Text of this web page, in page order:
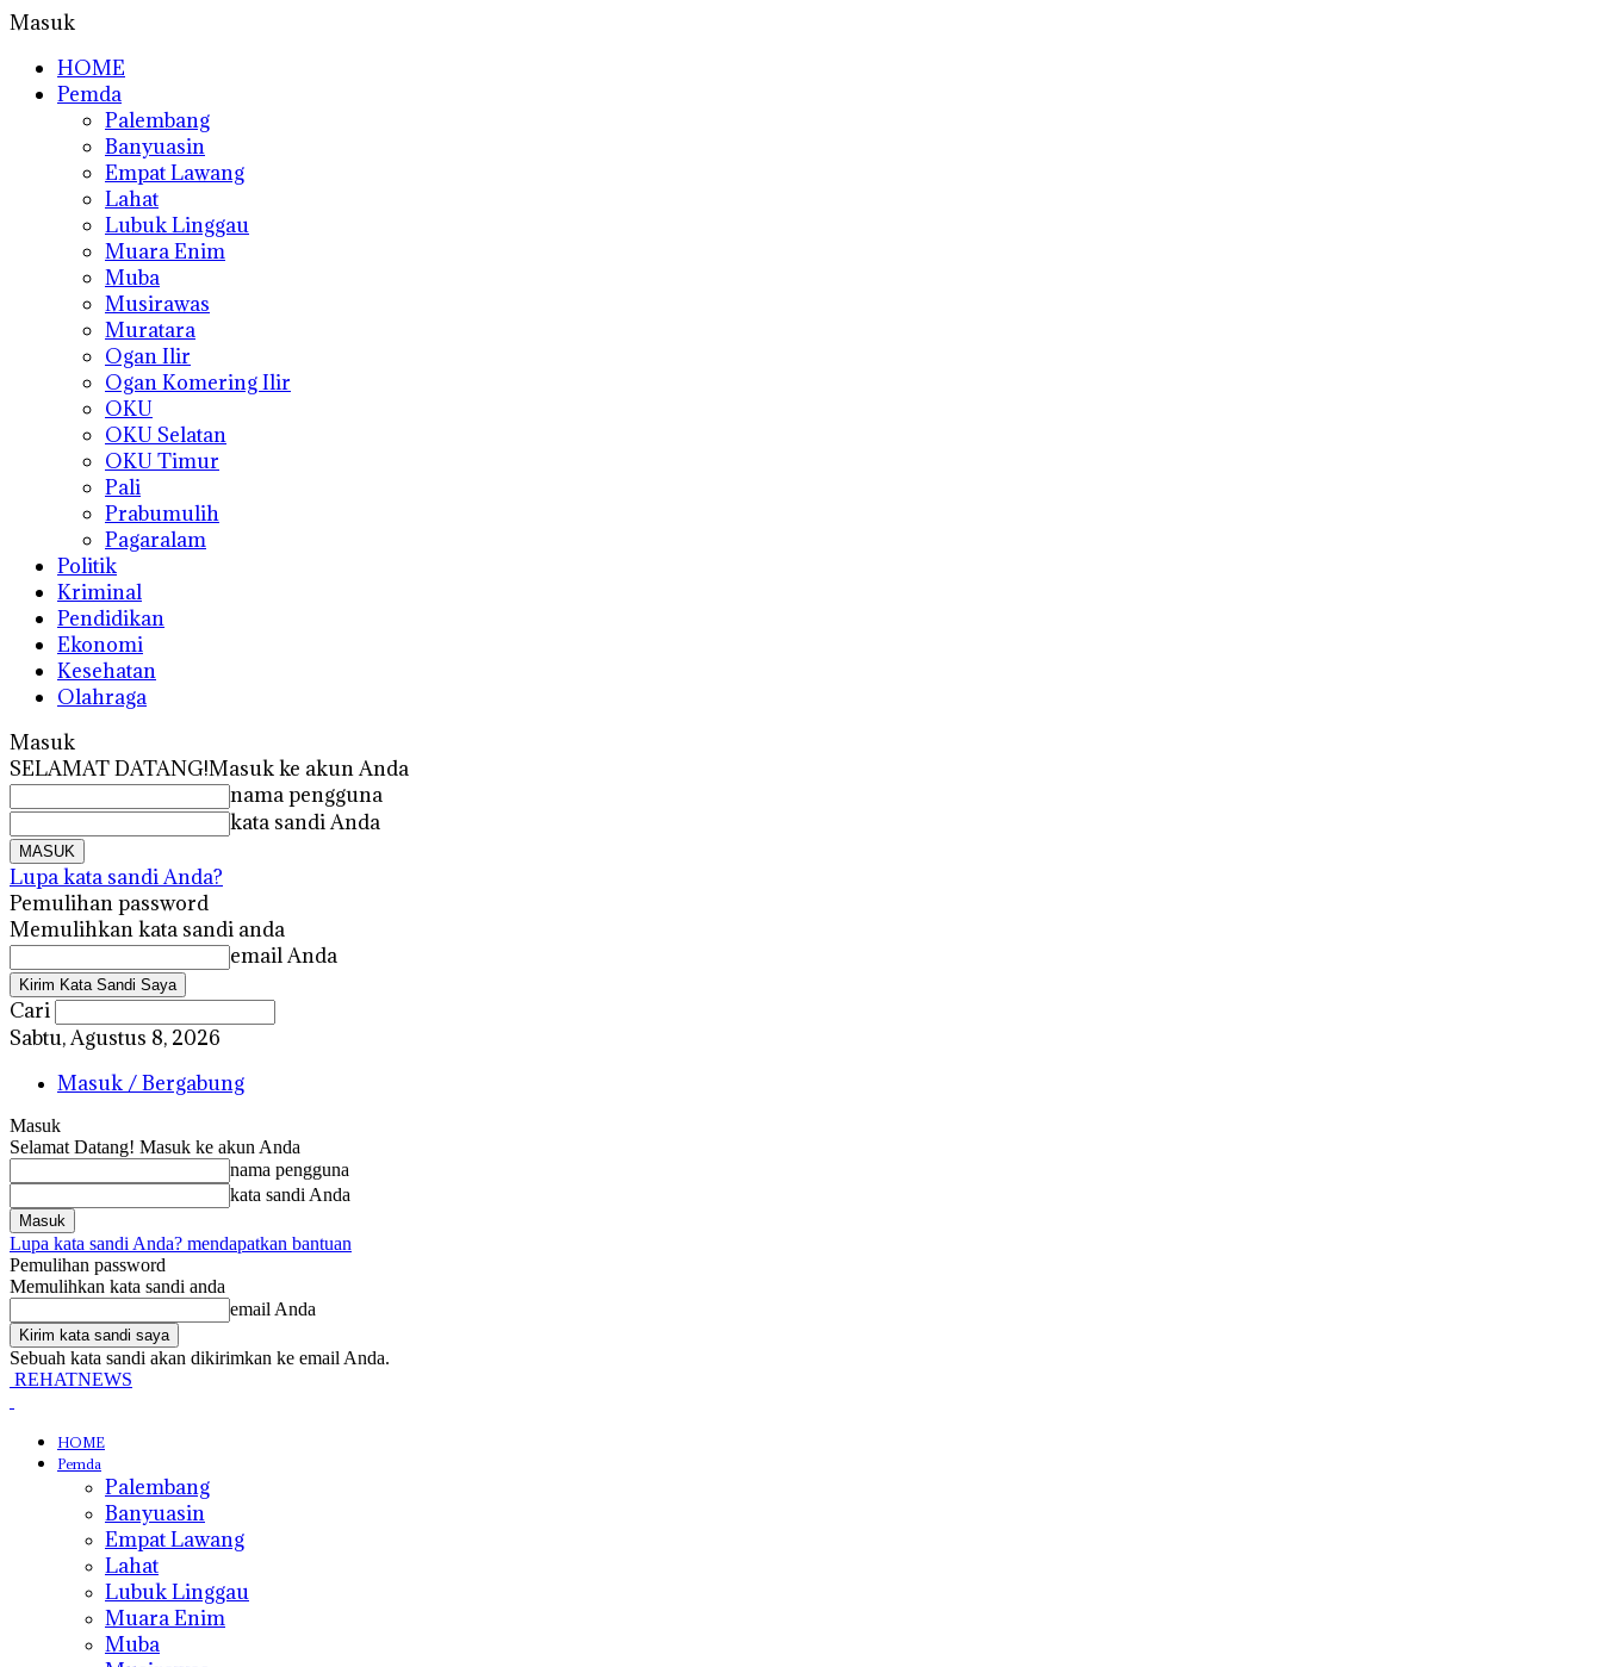
Masuk
HOME
Pemda
Palembang
Banyuasin
Empat Lawang
Lahat
Lubuk Linggau
Muara Enim
Muba
Musirawas
Muratara
Ogan Ilir
Ogan Komering Ilir
OKU
OKU Selatan
OKU Timur
Pali
Prabumulih
Pagaralam
Politik
Kriminal
Pendidikan
Ekonomi
Kesehatan
Olahraga
Masuk
SELAMAT DATANG!Masuk ke akun Anda
nama pengguna
kata sandi Anda
Lupa kata sandi Anda?
Pemulihan password
Memulihkan kata sandi anda
email Anda
Cari
Sabtu, Agustus 8, 2026
Masuk / Bergabung
Masuk
Selamat Datang! Masuk ke akun Anda
nama pengguna
kata sandi Anda
Lupa kata sandi Anda? mendapatkan bantuan
Pemulihan password
Memulihkan kata sandi anda
email Anda
Sebuah kata sandi akan dikirimkan ke email Anda.
REHATNEWS
HOME
Pemda
Palembang
Banyuasin
Empat Lawang
Lahat
Lubuk Linggau
Muara Enim
Muba